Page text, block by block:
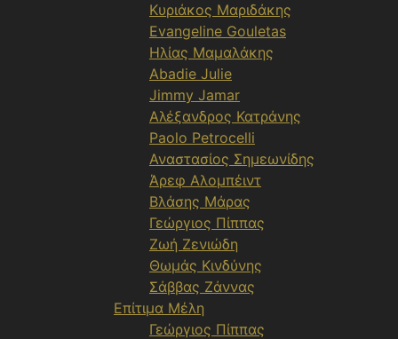
Κυριάκος Μαριδάκης
Evangeline Gouletas
Ηλίας Μαμαλάκης
Abadie Julie
Jimmy Jamar
Αλέξανδρος Κατράνης
Paolo Petrocelli
Αναστασίος Σημεωνίδης
Άρεφ Αλομπέιντ
Βλάσης Μάρας
Γεώργιος Πίππας
Ζωή Ζενιώδη
Θωμάς Κινδύνης
Σάββας Ζάννας
Επίτιμα Μέλη
Γεώργιος Πίππας